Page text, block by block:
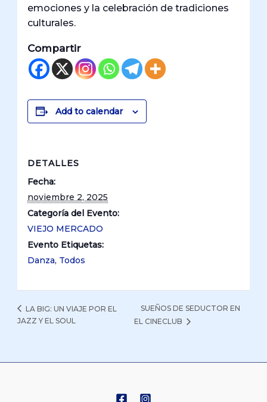
emociones y la celebración de tradiciones
culturales.
Compartir
Add to calendar
DETALLES
Fecha:
noviembre 2, 2025
Categoría del Evento:
VIEJO MERCADO
Evento Etiquetas:
Danza, Todos
LA BIG: UN VIAJE POR EL
JAZZ Y EL SOUL
SUEÑOS DE SEDUCTOR EN
EL CINECLUB